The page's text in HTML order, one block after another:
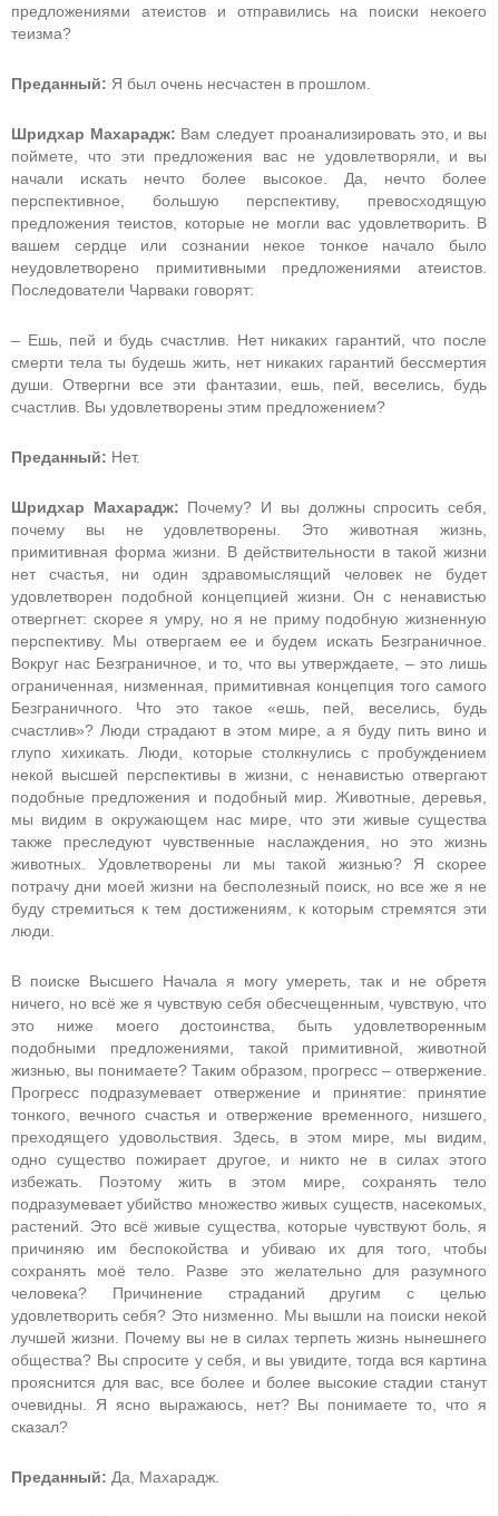
предложениями атеистов и отправились на поиски некоего
теизма?
Преданный: Я был очень несчастен в прошлом.
Шридхар Махарадж: Вам следует проанализировать это, и вы
поймете, что эти предложения вас не удовлетворяли, и вы
начали искать нечто более высокое. Да, нечто более
перспективное, большую перспективу, превосходящую
предложения теистов, которые не могли вас удовлетворить. В
вашем сердце или сознании некое тонкое начало было
неудовлетворено примитивными предложениями атеистов.
Последователи Чарваки говорят:
– Ешь, пей и будь счастлив. Нет никаких гарантий, что после
смерти тела ты будешь жить, нет никаких гарантий бессмертия
души. Отвергни все эти фантазии, ешь, пей, веселись, будь
счастлив. Вы удовлетворены этим предложением?
Преданный: Нет.
Шридхар Махарадж: Почему? И вы должны спросить себя,
почему вы не удовлетворены. Это животная жизнь,
примитивная форма жизни. В действительности в такой жизни
нет счастья, ни один здравомыслящий человек не будет
удовлетворен подобной концепцией жизни. Он с ненавистью
отвергнет: скорее я умру, но я не приму подобную жизненную
перспективу. Мы отвергаем ее и будем искать Безграничное.
Вокруг нас Безграничное, и то, что вы утверждаете, – это лишь
ограниченная, низменная, примитивная концепция того самого
Безграничного. Что это такое «ешь, пей, веселись, будь
счастлив»? Люди страдают в этом мире, а я буду пить вино и
глупо хихикать. Люди, которые столкнулись с пробуждением
некой высшей перспективы в жизни, с ненавистью отвергают
подобные предложения и подобный мир. Животные, деревья,
мы видим в окружающем нас мире, что эти живые существа
также преследуют чувственные наслаждения, но это жизнь
животных. Удовлетворены ли мы такой жизнью? Я скорее
потрачу дни моей жизни на бесполезный поиск, но все же я не
буду стремиться к тем достижениям, к которым стремятся эти
люди.
В поиске Высшего Начала я могу умереть, так и не обретя
ничего, но всё же я чувствую себя обесчещенным, чувствую, что
это ниже моего достоинства, быть удовлетворенным
подобными предложениями, такой примитивной, животной
жизнью, вы понимаете? Таким образом, прогресс – отвержение.
Прогресс подразумевает отвержение и принятие: принятие
тонкого, вечного счастья и отвержение временного, низшего,
преходящего удовольствия. Здесь, в этом мире, мы видим,
одно существо пожирает другое, и никто не в силах этого
избежать. Поэтому жить в этом мире, сохранять тело
подразумевает убийство множество живых существ, насекомых,
растений. Это всё живые существа, которые чувствуют боль, я
причиняю им беспокойства и убиваю их для того, чтобы
сохранять моё тело. Разве это желательно для разумного
человека? Причинение страданий другим с целью
удовлетворить себя? Это низменно. Мы вышли на поиски некой
лучшей жизни. Почему вы не в силах терпеть жизнь нынешнего
общества? Вы спросите у себя, и вы увидите, тогда вся картина
прояснится для вас, все более и более высокие стадии станут
очевидны. Я ясно выражаюсь, нет? Вы понимаете то, что я
сказал?
Преданный: Да, Махарадж.